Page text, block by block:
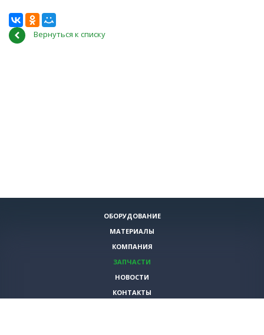
Вернуться к списку
ОБОРУДОВАНИЕ
МАТЕРИАЛЫ
КОМПАНИЯ
ЗАПЧАСТИ
НОВОСТИ
КОНТАКТЫ